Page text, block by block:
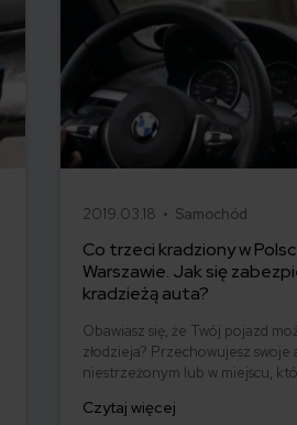
2019.03.18 • Samochód
Co trzeci kradziony w
Warszawie. Jak się
kradzieżą auta?
Obawiasz się, że Twój pojazd
złodzieja? Przechowujesz
niestrzeżonym lub w miejscu,
kradzieżą! Ubezpieczenie AC
Czytaj więcej